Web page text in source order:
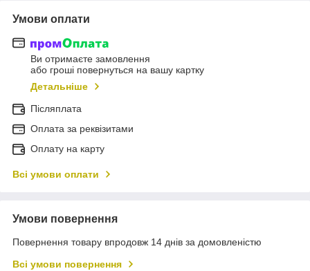
Умови оплати
Ви отримаєте замовлення
або гроші повернуться на вашу картку
Детальніше
Післяплата
Оплата за реквізитами
Оплату на карту
Всі умови оплати
Умови повернення
Повернення товару впродовж 14 днів за домовленістю
Всі умови повернення